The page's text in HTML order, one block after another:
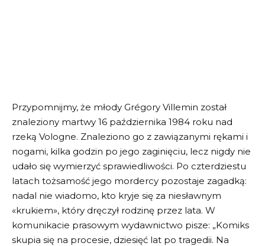
Przypomnijmy, że młody Grégory Villemin został
znaleziony martwy 16 października 1984 roku nad
rzeką Vologne. Znaleziono go z zawiązanymi rękami i
nogami, kilka godzin po jego zaginięciu, lecz nigdy nie
udało się wymierzyć sprawiedliwości. Po czterdziestu
latach tożsamość jego mordercy pozostaje zagadką:
nadal nie wiadomo, kto kryje się za niesławnym
«krukiem», który dręczył rodzinę przez lata. W
komunikacie prasowym wydawnictwo pisze: „Komiks
skupia się na procesie, dziesięć lat po tragedii. Na